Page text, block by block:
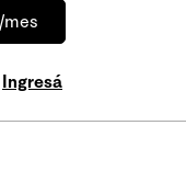
Ingresá